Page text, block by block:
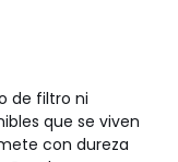
de filtro ni
que se viven
con dureza